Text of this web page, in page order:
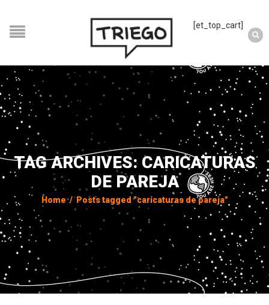
[et_top_cart]
TAG ARCHIVES: CARICATURAS
DE PAREJA
Home / Posts tagged "caricaturas de pareja"